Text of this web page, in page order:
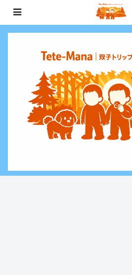
0歳〜未就学児（3歳）双子との週末お出かけ
立つお金・ライフハックをお届けする